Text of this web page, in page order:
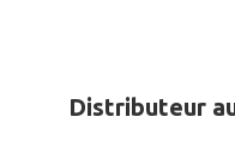
Distributeur